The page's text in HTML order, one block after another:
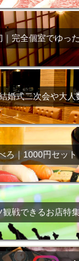
｜完全個室でゆっ
婚式二次会や大人
ろ｜1000円セット
観戦できるお店特集